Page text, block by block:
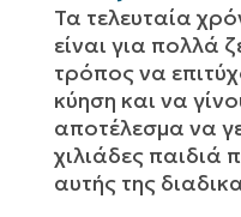
Τα τελευταία
είναι για πολλά
τρόπος να
κύηση και να
αποτέλεσμα να
χιλιάδες
αυτής της